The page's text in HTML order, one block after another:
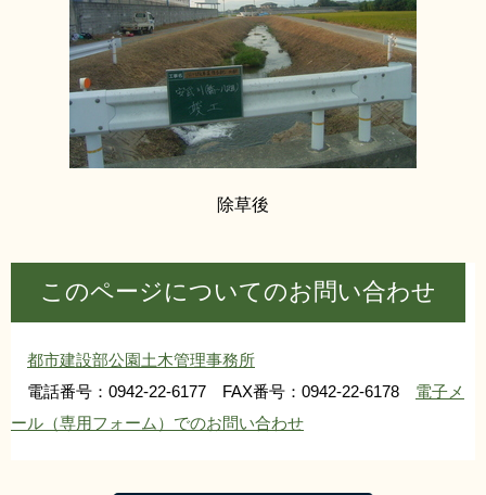
除草後
このページについてのお問い合わせ
都市建設部公園土木管理事務所
電話番号：0942-22-6177 FAX番号：0942-22-6178 電子メ
ール（専用フォーム）でのお問い合わせ